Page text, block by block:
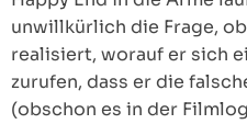
unwillkürlich die Frage,
realisiert, worauf er sich
zurufen, dass er die
(obschon es in der